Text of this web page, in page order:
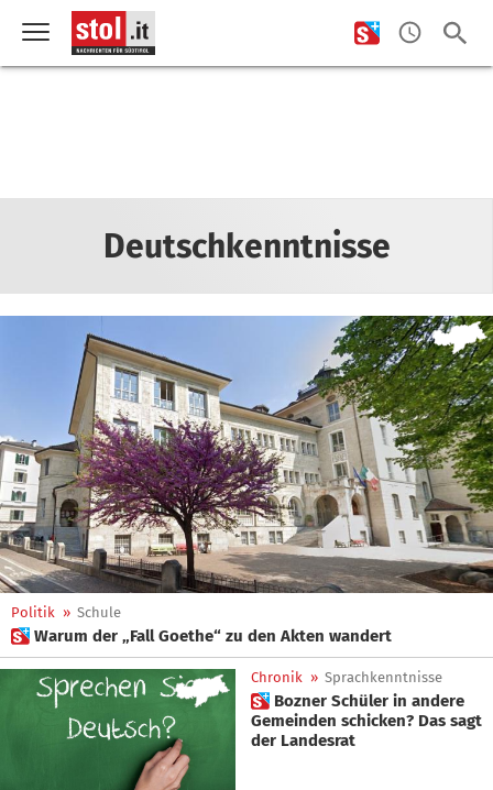
Deutschkenntnisse
Politik » Schule
 Warum der „Fall Goethe“ zu den Akten wandert
Chronik » Sprachkenntnisse
 Bozner Schüler in andere
Gemeinden schicken? Das sagt
der Landesrat